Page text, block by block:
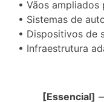
• Vãos ampliados
• Sistemas de
• Dispositivos de
• Infraestrutura
[Essencial]